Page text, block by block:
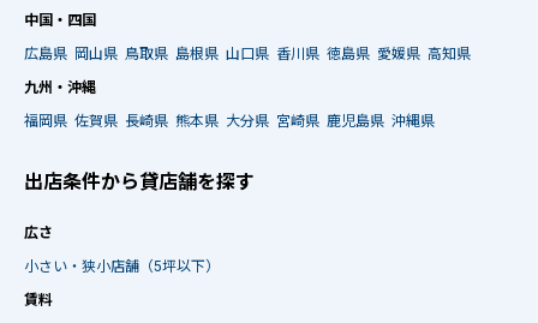
中国・四国
広島県 岡山県 鳥取県 島根県 山口県 香川県 徳島県 愛媛県 高知県
九州・沖縄
福岡県 佐賀県 長崎県 熊本県 大分県 宮崎県 鹿児島県 沖縄県
出店条件から貸店舗を探す
広さ
小さい・狭小店舗（5坪以下）
賃料